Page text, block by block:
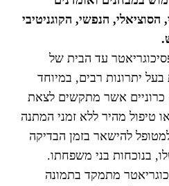
הנפשי, הקוגניטיבי
עד הבית של
יתרונות רבים, במיוחד
כרוניים אשר מתקשים לצאת
טיפול מהיר ללא זמני המתנה
להישאר בזמן הבדיקה
בנוכחות בני משפחתו.
מתמקד בתמונה